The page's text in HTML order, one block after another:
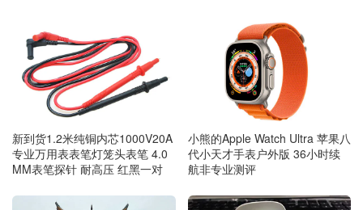
新到货1.2米纯铜内芯1000V20A
专业万用表表笔灯笼头表笔 4.0
MM表笔探针 耐高压 红黑一对
小熊的Apple Watch Ultra 苹果八
代小天才手表户外版 36小时续
航非专业测评